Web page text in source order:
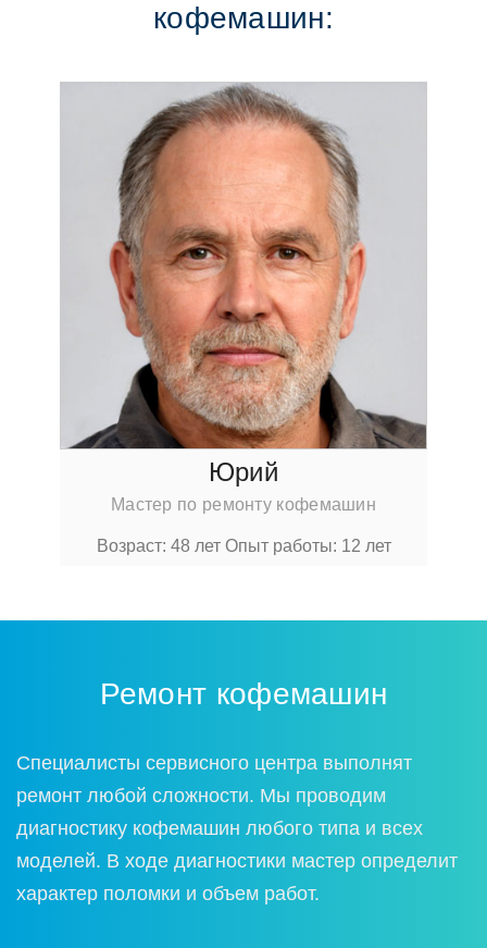
кофемашин:
Юрий
Мастер по ремонту кофемашин
Возраст: 48 летОпыт работы: 12 лет
Ремонт кофемашин
Специалисты сервисного центра выполнят
ремонт любой сложности. Мы проводим
диагностику кофемашин любого типа и всех
моделей. В ходе диагностики мастер определит
характер поломки и объем работ.